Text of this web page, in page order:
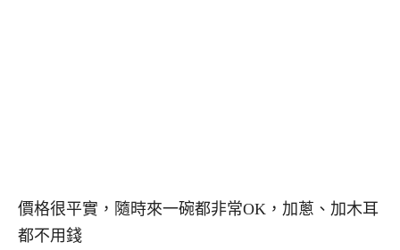
價格很平實，隨時來一碗都非常OK，加蔥、加木耳
都不用錢